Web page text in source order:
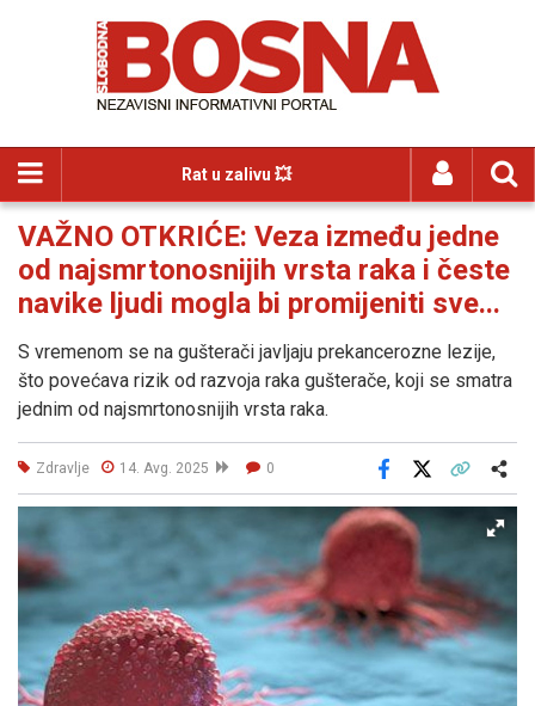
Rat u zalivu 💥
VAŽNO OTKRIĆE: Veza između jedne
od najsmrtonosnijih vrsta raka i česte
navike ljudi mogla bi promijeniti sve...
S vremenom se na gušterači javljaju prekancerozne lezije,
što povećava rizik od razvoja raka gušterače, koji se smatra
jednim od najsmrtonosnijih vrsta raka.
Zdravlje 14. Avg. 2025 0
Facebook